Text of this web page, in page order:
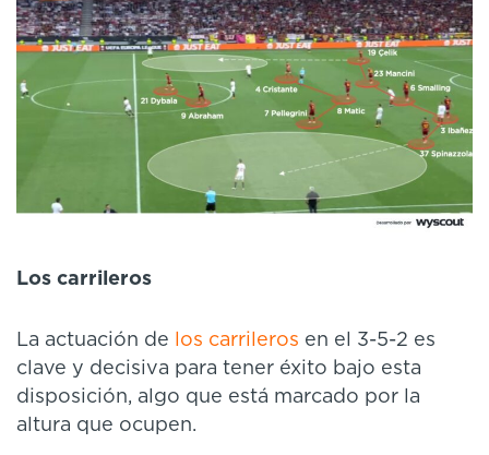
Los carrileros
La actuación de los carrileros en el 3-5-2 es
clave y decisiva para tener éxito bajo esta
disposición, algo que está marcado por la
altura que ocupen.